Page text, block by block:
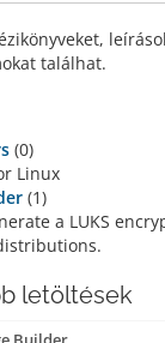
találhat.
(0)
Linux
(1)
a LUKS
letöltések